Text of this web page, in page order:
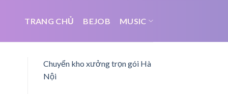
TRANG CHỦ BEJOB MUSIC
Chuyển kho xưởng trọn gói Hà
Nội